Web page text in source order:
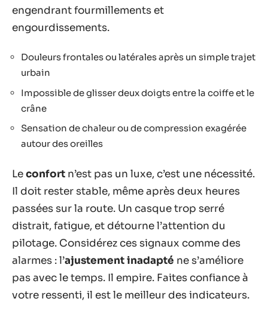
engendrant fourmillements et
engourdissements.
Douleurs frontales ou latérales après un simple trajet
urbain
Impossible de glisser deux doigts entre la coiffe et le
crâne
Sensation de chaleur ou de compression exagérée
autour des oreilles
Leconfort n’est pas un luxe, c’est une nécessité.
Il doit rester stable, même après deux heures
passées sur la route. Un casque trop serré
distrait, fatigue, et détourne l’attention du
pilotage. Considérez ces signaux comme des
alarmes : l’ajustement inadapté ne s’améliore
pas avec le temps. Il empire. Faites confiance à
votre ressenti, il est le meilleur des indicateurs.